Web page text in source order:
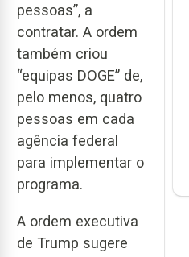
pessoas”, a
contratar. A ordem
também criou
“equipas DOGE” de,
pelo menos, quatro
pessoas em cada
agência federal
para implementar o
programa.
A ordem executiva
de Trump sugere